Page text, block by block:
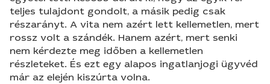
teljes tulajdont gondolt, a másik pedig csak
részarányt. A vita nem azért lett kellemetlen, mert
rossz volt a szándék. Hanem azért, mert senki
nem kérdezte meg időben a kellemetlen
részleteket. És ezt egy alapos ingatlanjogi ügyvéd
már az elején kiszúrta volna.